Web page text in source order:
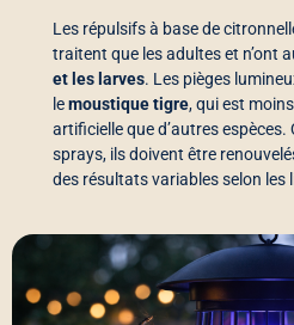
Les répulsifs à base de
traitent que les adultes et n’ont
et les larves. Les pièges
lemoustique tigre, qui est
artificielle que d’autres
sprays, ils doivent être
des résultats variables selon les